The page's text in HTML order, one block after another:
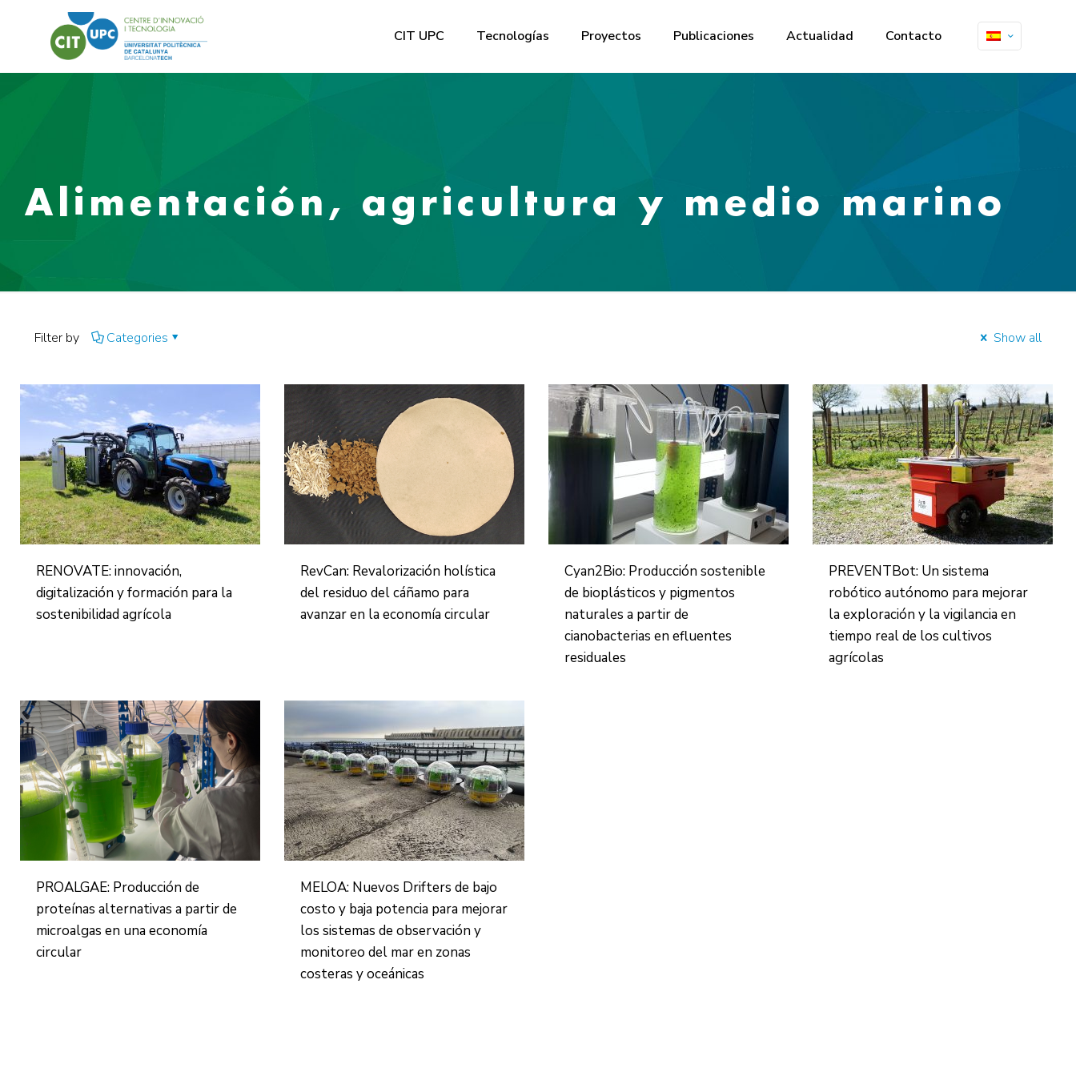
CIT UPC Tecnologías Proyectos Publicaciones Actualidad Contacto
Alimentación, agricultura y medio marino
Filter by Categories Show all
RENOVATE: innovación,
digitalización y formación para la
sostenibilidad agrícola
RevCan: Revalorización holística
del residuo del cáñamo para
avanzar en la economía circular
Cyan2Bio: Producción sostenible
de bioplásticos y pigmentos
naturales a partir de
cianobacterias en efluentes
residuales
PREVENTBot: Un sistema
robótico autónomo para mejorar
la exploración y la vigilancia en
tiempo real de los cultivos
agrícolas
PROALGAE: Producción de
proteínas alternativas a partir de
microalgas en una economía
circular
MELOA: Nuevos Drifters de bajo
costo y baja potencia para mejorar
los sistemas de observación y
monitoreo del mar en zonas
costeras y oceánicas